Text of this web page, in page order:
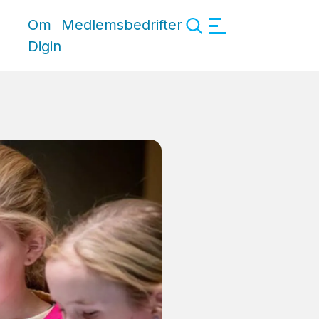
Om
Digin
Medlemsbedrifter